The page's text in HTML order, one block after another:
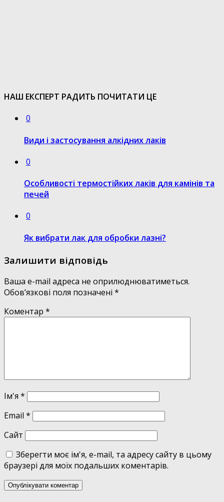
НАШ ЕКСПЕРТ РАДИТЬ ПОЧИТАТИ ЦЕ
0
Види і застосування алкідних лаків
0
Особливості термостійких лаків для камінів та
печей
0
Як вибрати лак для обробки лазні?
Залишити відповідь
Ваша e-mail адреса не оприлюднюватиметься.
Обов’язкові поля позначені *
Коментар *
Ім'я *
Email *
Сайт
Зберегти моє ім'я, e-mail, та адресу сайту в цьому
браузері для моїх подальших коментарів.